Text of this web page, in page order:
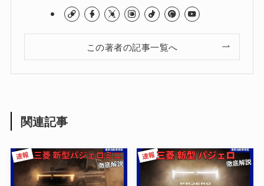
この著者の記事一覧へ
関連記事